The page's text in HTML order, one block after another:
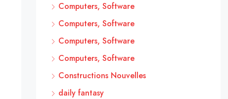
Computers, Software
Computers, Software
Computers, Software
Computers, Software
Constructions Nouvelles
daily fantasy